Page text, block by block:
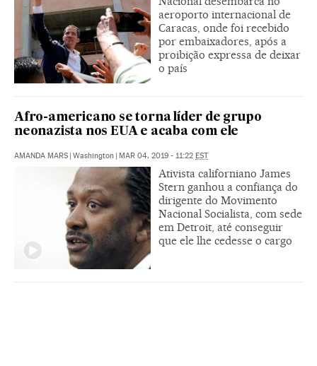
aeroporto internacional de
Caracas, onde foi recebido
por embaixadores, após a
proibição expressa de deixar
o país
Afro-americano se torna líder de grupo
neonazista nos EUA e acaba com ele
AMANDA MARS | Washington | MAR 04, 2019 - 11:22 EST
Ativista californiano James
Stern ganhou a confiança do
dirigente do Movimento
Nacional Socialista, com sede
em Detroit, até conseguir
que ele lhe cedesse o cargo